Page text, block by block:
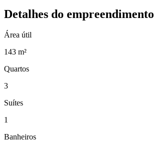
Detalhes do empreendimento
Área útil
143 m²
Quartos
3
Suítes
1
Banheiros